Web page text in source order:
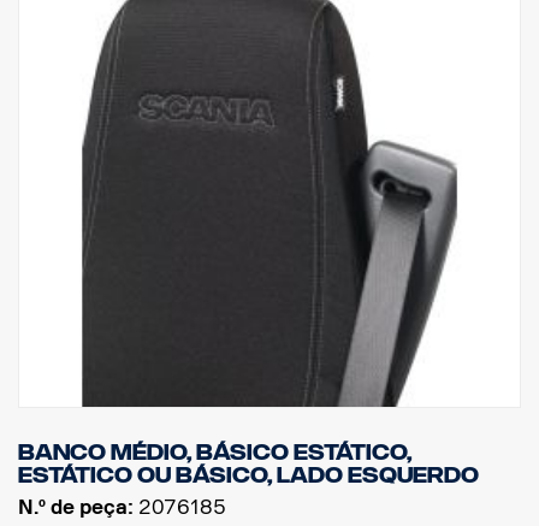
Banco médio, básico estático,
estático ou básico, lado esquerdo
N.º de peça: 2076185